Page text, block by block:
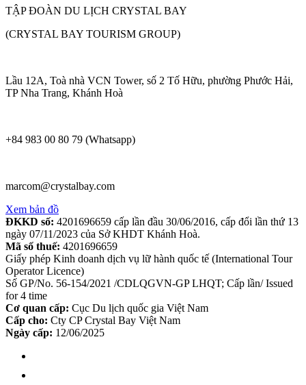
TẬP ĐOÀN DU LỊCH CRYSTAL BAY
(CRYSTAL BAY TOURISM GROUP)
Lầu 12A, Toà nhà VCN Tower, số 2 Tố Hữu, phường Phước Hải,
TP Nha Trang, Khánh Hoà
+84 983 00 80 79 (Whatsapp)
marcom@crystalbay.com
Xem bản đồ
ĐKKD số: 4201696659 cấp lần đầu 30/06/2016, cấp đổi lần thứ 13
ngày 07/11/2023 của Sở KHDT Khánh Hoà.
Mã số thuế: 4201696659
Giấy phép Kinh doanh dịch vụ lữ hành quốc tế (International Tour
Operator Licence)
Số GP/No. 56-154/2021 /CDLQGVN-GP LHQT; Cấp lần/ Issued
for 4 time
Cơ quan cấp: Cục Du lịch quốc gia Việt Nam
Cấp cho: Cty CP Crystal Bay Việt Nam
Ngày cấp: 12/06/2025